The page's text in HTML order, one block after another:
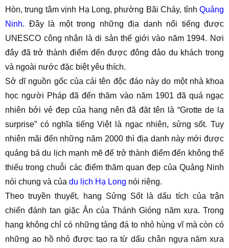
Hòn, trung tâm vịnh Hạ Long, phường Bãi Cháy, tỉnh Quảng
Ninh. Đây là một trong những địa danh nổi tiếng được
UNESCO công nhận là di sản thế giới vào năm 1994. Nơi
đây đã trở thành điểm đến được đông đảo du khách trong
và ngoài nước đặc biệt yêu thích.
Sở dĩ nguồn gốc của cái tên độc đáo này do một nhà khoa
học người Pháp đã đến thăm vào năm 1901 đã quá ngạc
nhiên bởi vẻ đẹp của hang nên đã đặt tên là “Grotte de la
surprise” có nghĩa tiếng Việt là ngạc nhiên, sửng sốt. Tuy
nhiên mãi đến những năm 2000 thì địa danh này mới được
quảng bá du lịch mạnh mẽ để trở thành điểm đến không thể
thiếu trong chuỗi các điểm thăm quan đẹp của Quảng Ninh
nói chung và của du lịch Hạ Long nói riêng.
Theo truyền thuyết, hang Sửng Sốt là dấu tích của trận
chiến đánh tan giặc Ân của Thánh Gióng năm xưa. Trong
hang không chỉ có những tảng đá to nhỏ hùng vĩ mà còn có
những ao hồ nhỏ được tạo ra từ dấu chân ngựa năm xưa